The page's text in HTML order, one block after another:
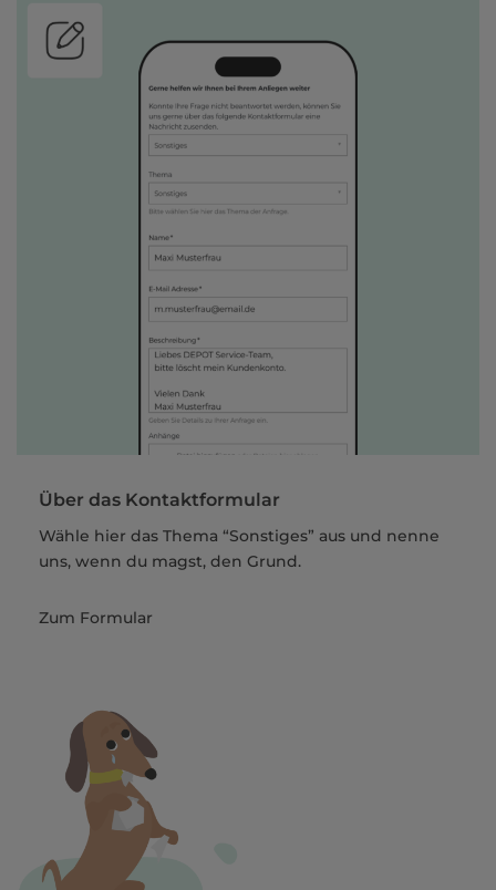
Über das Kontaktformular
Wähle hier das Thema “Sonstiges” aus und nenne
uns, wenn du magst, den Grund.
Zum Formular